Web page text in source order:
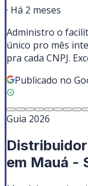
· Há 2 meses
Administro o
único pro mês
pra cada CNPJ.
Publicado no
Guia 2026
em Mauá -